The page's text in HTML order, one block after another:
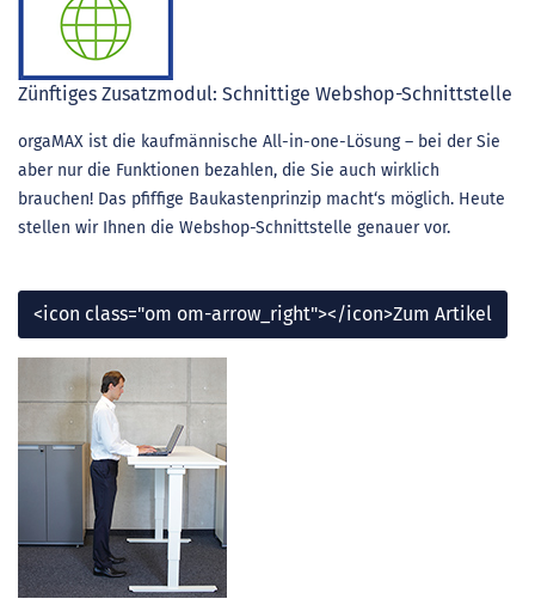
Zünftiges Zusatzmodul: Schnittige Webshop-Schnittstelle
orgaMAX ist die kaufmännische All-in-one-Lösung – bei der Sie
aber nur die Funktionen bezahlen, die Sie auch wirklich
brauchen! Das pfiffige Baukastenprinzip macht‘s möglich. Heute
stellen wir Ihnen die Webshop-Schnittstelle genauer vor.
<icon class="om om-arrow_right"></icon>Zum Artikel